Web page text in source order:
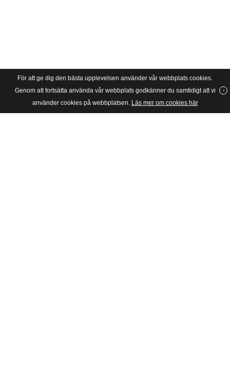
För att ge dig den bästa upplevelsen använder vår webbplats cookies.
Genom att fortsätta använda vår webbplats godkänner du samtidigt att vi
använder cookies på webbplatsen. Läs mer om cookies här